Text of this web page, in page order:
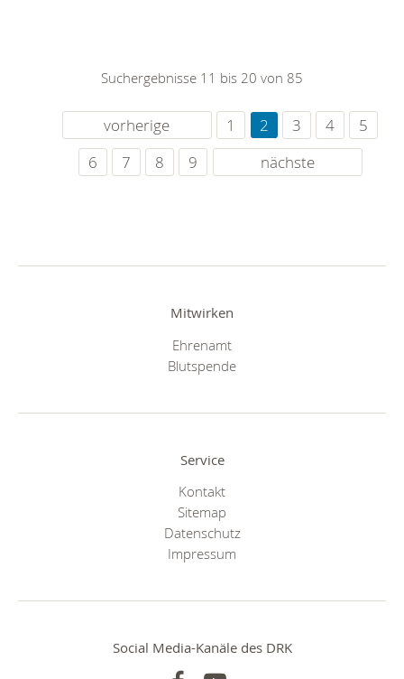
Suchergebnisse 11 bis 20 von 85
vorherige 1 2 3 4
5
6
7 8 9 nächste
Mitwirken
Ehrenamt
Blutspende
Service
Kontakt
Sitemap
Datenschutz
Impressum
Social Media-Kanäle des DRK